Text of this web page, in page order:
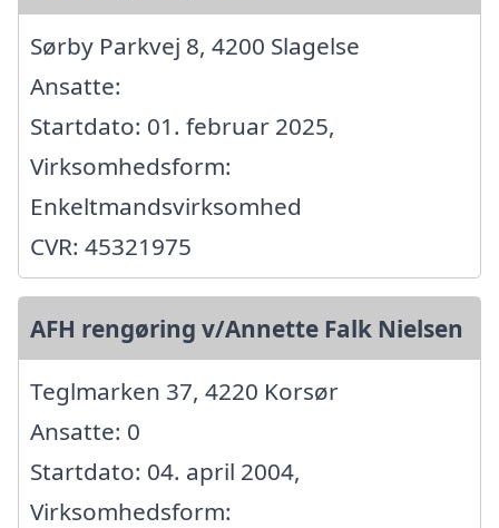
Sørby Parkvej 8, 4200 Slagelse
Ansatte:
Startdato: 01. februar 2025,
Virksomhedsform:
Enkeltmandsvirksomhed
CVR: 45321975
AFH rengøring v/Annette Falk Nielsen
Teglmarken 37, 4220 Korsør
Ansatte: 0
Startdato: 04. april 2004,
Virksomhedsform: